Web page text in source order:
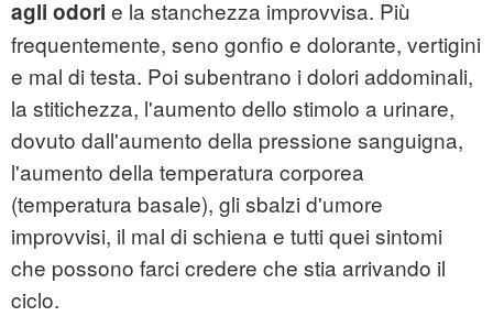
agli odori e la stanchezza improvvisa. Più
frequentemente, seno gonfio e dolorante, vertigini
e mal di testa. Poi subentrano i dolori addominali,
la stitichezza, l'aumento dello stimolo a urinare,
dovuto dall'aumento della pressione sanguigna,
l'aumento della temperatura corporea
(temperatura basale), gli sbalzi d'umore
improvvisi, il mal di schiena e tutti quei sintomi
che possono farci credere che stia arrivando il
ciclo.